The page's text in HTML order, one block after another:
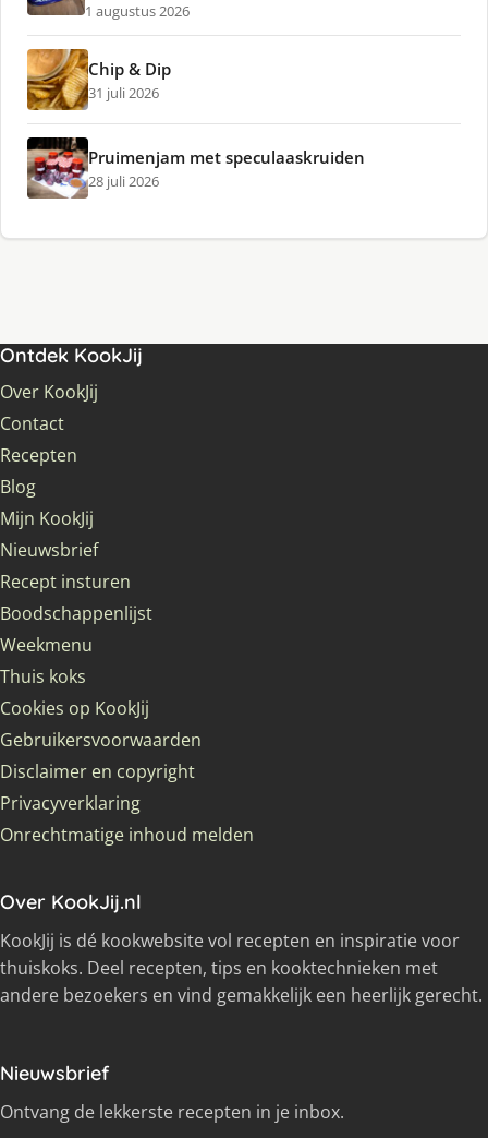
1 augustus 2026
Chip & Dip
31 juli 2026
Pruimenjam met speculaaskruiden
28 juli 2026
Ontdek KookJij
Over KookJij
Contact
Recepten
Blog
Mijn KookJij
Nieuwsbrief
Recept insturen
Boodschappenlijst
Weekmenu
Thuis koks
Cookies op KookJij
Gebruikersvoorwaarden
Disclaimer en copyright
Privacyverklaring
Onrechtmatige inhoud melden
Over KookJij.nl
KookJij is dé kookwebsite vol recepten en inspiratie voor
thuiskoks. Deel recepten, tips en kooktechnieken met
andere bezoekers en vind gemakkelijk een heerlijk gerecht.
Nieuwsbrief
Ontvang de lekkerste recepten in je inbox.